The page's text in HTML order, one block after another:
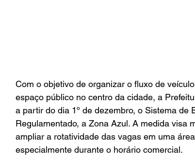
Com o objetivo de organizar o fluxo de
espaço público no centro da cidade, a
a partir do dia 1º de dezembro, o Sistema de
Regulamentado, a Zona Azul. A medida visa
ampliar a rotatividade das vagas em uma
especialmente durante o horário comercial.